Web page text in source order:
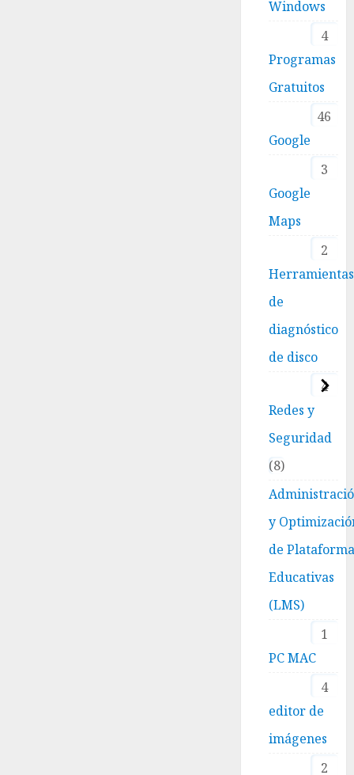
Windows
4
Programas
Gratuitos
46
Google
3
Google
Maps
2
Herramientas
de
diagnóstico
de disco
4
Redes y
Seguridad
8
y
de
Educativas
(LMS)
1
PC MAC
4
editor de
imágenes
2